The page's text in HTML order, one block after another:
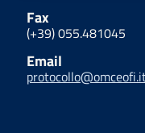
Fax
(+39) 055.481045
Email